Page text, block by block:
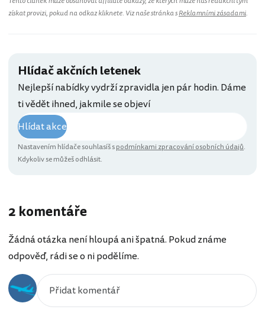
získat provizi, pokud na odkaz kliknete. Viz naše stránka sReklamními zásadami.
Hlídač akčních letenek
Nejlepší nabídky vydrží zpravidla jen pár hodin. Dáme
ti vědět ihned, jakmile se objeví
Hlídat akce
Nastavením hlídače souhlasíš spodmínkami zpracování osobních údajů.
Kdykoliv se můžeš odhlásit.
2 komentáře
Žádná otázka není hloupá ani špatná. Pokud známe
odpověď, rádi se o ni podělíme.